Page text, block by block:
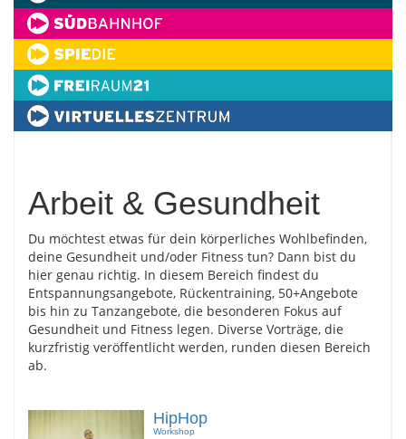
Arbeit & Gesundheit
Du möchtest etwas für dein körperliches Wohlbefinden,
deine Gesundheit und/oder Fitness tun? Dann bist du
hier genau richtig. In diesem Bereich findest du
Entspannungsangebote, Rückentraining, 50+Angebote
bis hin zu Tanzangebote, die besonderen Fokus auf
Gesundheit und Fitness legen. Diverse Vorträge, die
kurzfristig veröffentlicht werden, runden diesen Bereich
ab.
HipHop
Workshop